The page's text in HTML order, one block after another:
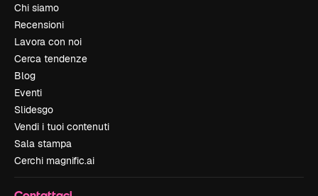
Chi siamo
Recensioni
Lavora con noi
Cerca tendenze
Blog
Eventi
Slidesgo
Vendi i tuoi contenuti
Sala stampa
Cerchi magnific.ai